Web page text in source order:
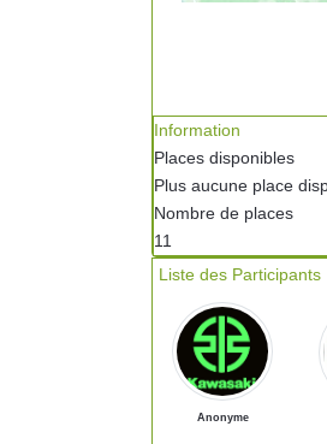
Information
Places disponibles
Plus aucune place
Nombre de places
11
Liste des Participants
Anonyme